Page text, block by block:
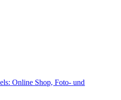
Online Shop, Foto- und